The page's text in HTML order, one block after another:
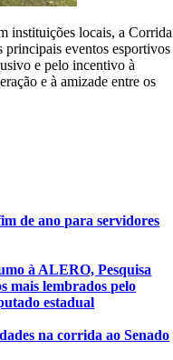
instituições locais, a Corrida
eventos esportivos
e pelo incentivo à
e à amizade entre os
de ano para servidores
à ALERO, Pesquisa
mais lembrados pelo
estadual
na corrida ao Senado